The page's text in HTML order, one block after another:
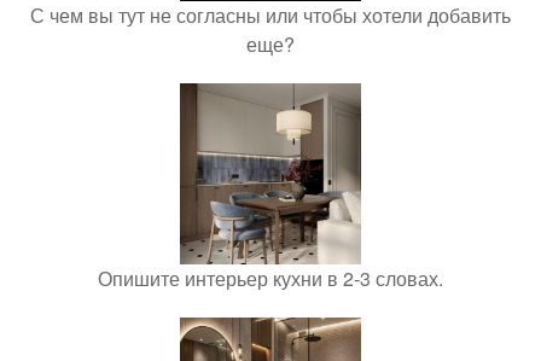
С чем вы тут не согласны или чтобы хотели добавить
еще?
Опишите интерьер кухни в 2-3 словах.